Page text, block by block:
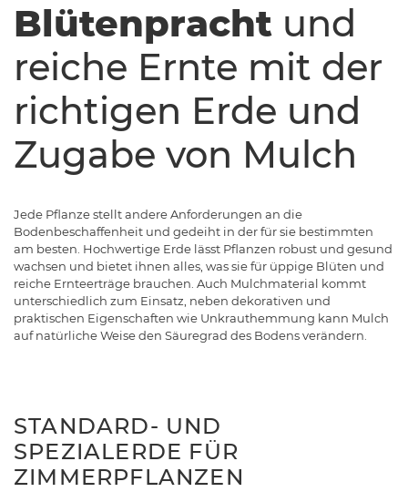
Blütenpracht und
reiche Ernte mit der
richtigen Erde und
Zugabe von Mulch
Jede Pflanze stellt andere Anforderungen an die
Bodenbeschaffenheit und gedeiht in der für sie bestimmten
am besten. Hochwertige Erde lässt Pflanzen robust und gesund
wachsen und bietet ihnen alles, was sie für üppige Blüten und
reiche Ernteerträge brauchen. Auch Mulchmaterial kommt
unterschiedlich zum Einsatz, neben dekorativen und
praktischen Eigenschaften wie Unkrauthemmung kann Mulch
auf natürliche Weise den Säuregrad des Bodens verändern.
STANDARD- UND
SPEZIALERDE FÜR
ZIMMERPFLANZEN